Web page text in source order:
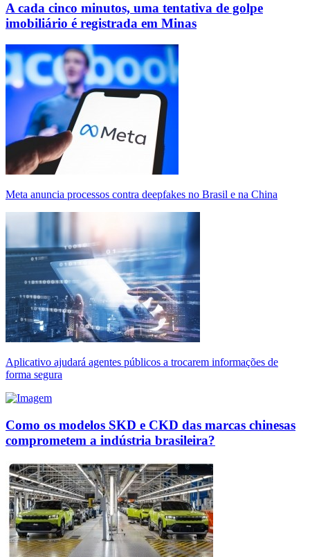
A cada cinco minutos, uma tentativa de golpe
imobiliário é registrada em Minas
Meta anuncia processos contra deepfakes no Brasil e na China
Aplicativo ajudará agentes públicos a trocarem informações de
forma segura
Como os modelos SKD e CKD das marcas chinesas
comprometem a indústria brasileira?